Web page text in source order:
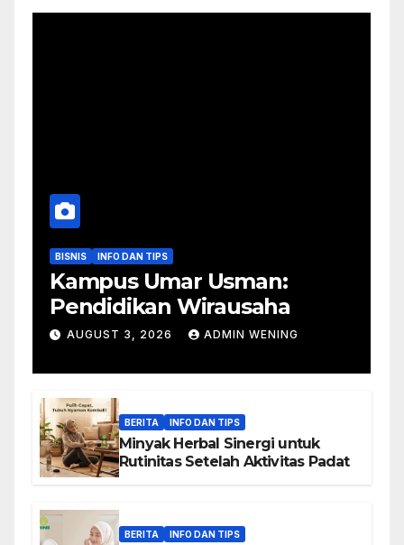
BISNIS INFO DAN TIPS
Kampus Umar Usman:
Pendidikan Wirausaha
AUGUST 3, 2026 ADMIN WENING
BERITA INFO DAN TIPS
Minyak Herbal Sinergi untuk
Rutinitas Setelah Aktivitas Padat
BERITA INFO DAN TIPS